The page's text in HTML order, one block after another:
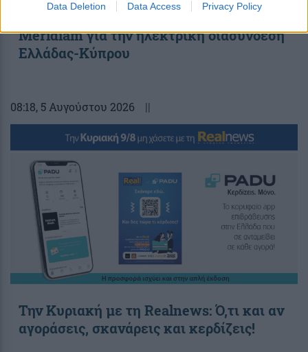
Data Deletion Data Access Privacy Policy
Υπεγράφη η συμφωνία με τη γαλλική
Meridiam για την ηλεκτρική διασύνδεση
Ελλάδας-Κύπρου
08:18, 5 Αυγούστου 2026 ||
Την Κυριακή με τη Realnews: Ό,τι και αν
αγοράσεις, σκανάρεις και κερδίζεις!